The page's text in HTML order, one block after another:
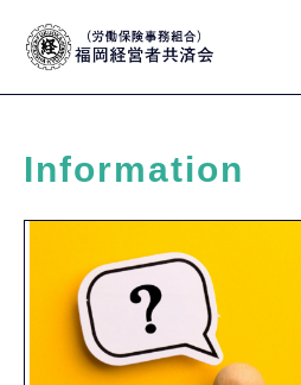
Information